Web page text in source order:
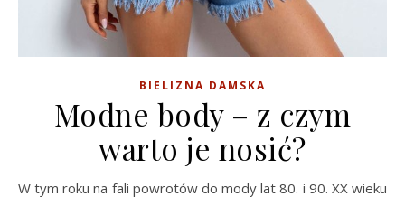
BIELIZNA DAMSKA
Modne body – z czym
warto je nosić?
W tym roku na fali powrotów do mody lat 80. i 90. XX wieku